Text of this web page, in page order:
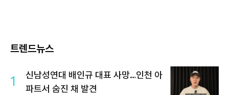
트렌드뉴스
1
신남성연대 배인규 대표 사망…인천 아
파트서 숨진 채 발견